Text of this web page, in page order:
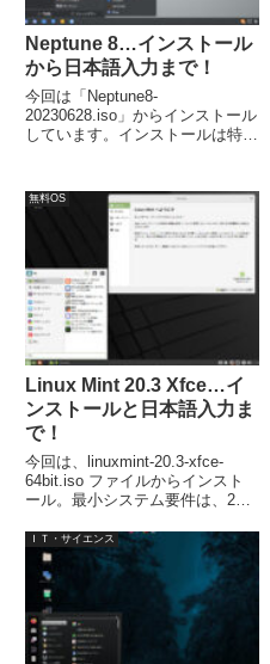
Neptune 8…インストール
から日本語入力まで！
今回は「Neptune8-
20230628.iso」からインストール
しています。インストールは特に
無料OS
Linux Mint 20.3 Xfce…イ
ンストールと日本語入力ま
で！
今回は、linuxmint-20.3-xfce-
64bit.iso ファイルからインスト
ール。最小システム要件は、2GB
1024×768の解像度。
ＩＴ・サイエンス